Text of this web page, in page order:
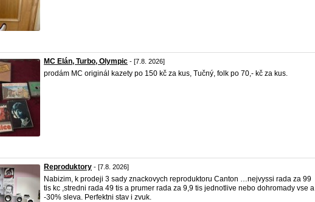
MC Elán, Turbo, Olympic - [7.8. 2026]
prodám MC originál kazety po 150 kč za kus, Tučný, folk po 70,- kč za kus.
Reproduktory - [7.8. 2026]
Nabizim, k prodeji 3 sady znackovych reproduktoru Canton …nejvyssi rada za 99
tis kc ,stredni rada 49 tis a prumer rada za 9,9 tis jednotlive nebo dohromady vse a
-30% sleva. Perfektni stav i zvuk.